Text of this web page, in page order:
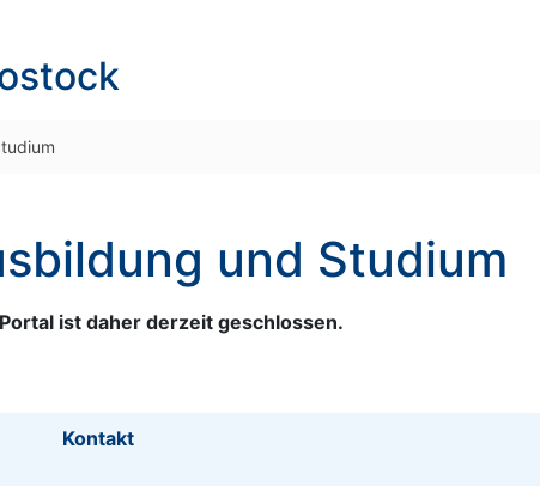
und Studium
ist daher derzeit geschlossen.
Kontakt